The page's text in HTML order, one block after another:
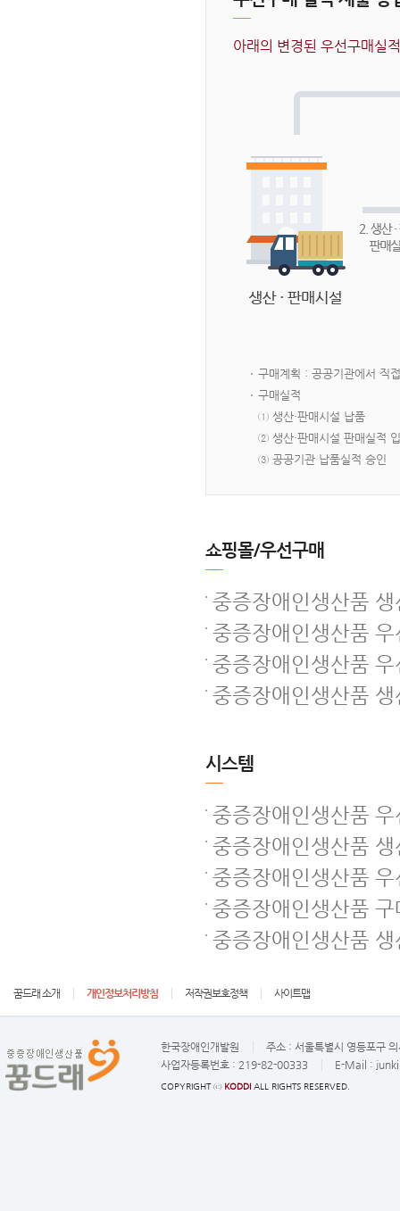
아래의 변경된 우선구매실
구매계획 : 공공기관에서 직
구매실적
① 생산·판매시설 납품
② 생산·판매시설 판매실적
③ 공공기관 납품실적 승인
쇼핑몰/우선구매
중증장애인생산품
중증장애인생산품
중증장애인생산품
중증장애인생산품
시스템
중증장애인생산품
중증장애인생산품
중증장애인생산품
중증장애인생산품
중증장애인생산품
꿈드래 소개 개인정보처리방침 저작권보호정책 사이트맵
한국장애인개발원 주소 : 서울특별시 영등포구
사업자등록번호 : 219-82-00333 E-Mail :
COPYRIGHT ⓒ KODDI ALL RIGHTS RESERVED.